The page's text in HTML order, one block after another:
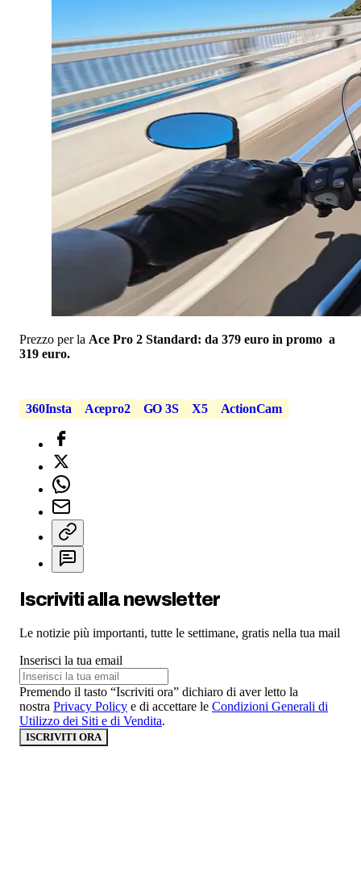
Prezzo per la Ace Pro 2 Standard: da 379 euro in promo a
319 euro.
360Insta Acepro2 GO 3S X5 ActionCam
Iscriviti alla newsletter
Le notizie più importanti, tutte le settimane, gratis nella tua mail
Inserisci la tua email
Premendo il tasto “Iscriviti ora” dichiaro di aver letto la
nostra Privacy Policy e di accettare le Condizioni Generali di
Utilizzo dei Siti e di Vendita.
ISCRIVITI ORA